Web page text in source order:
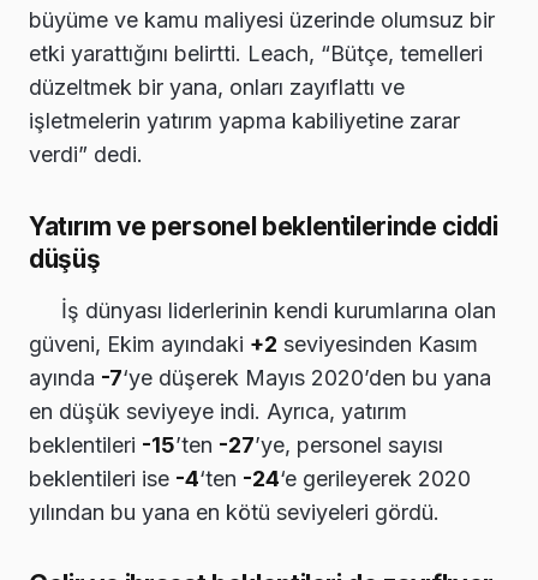
büyüme ve kamu maliyesi üzerinde olumsuz bir
etki yarattığını belirtti. Leach, “Bütçe, temelleri
düzeltmek bir yana, onları zayıflattı ve
işletmelerin yatırım yapma kabiliyetine zarar
verdi” dedi.
Yatırım ve personel beklentilerinde ciddi
düşüş
İş dünyası liderlerinin kendi kurumlarına olan
güveni, Ekim ayındaki +2 seviyesinden Kasım
ayında -7‘ye düşerek Mayıs 2020’den bu yana
en düşük seviyeye indi. Ayrıca, yatırım
beklentileri -15’ten -27’ye, personel sayısı
beklentileri ise -4‘ten -24‘e gerileyerek 2020
yılından bu yana en kötü seviyeleri gördü.